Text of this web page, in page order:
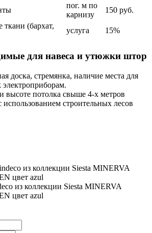
пог. м по
карнизу
150 руб.
(бархат,
услуга 15%
для навеса и утюжки штор
доска, стремянка, наличие места для
высоте потолка свыше 4-х метров
использованием строительных лесов
из коллекции Siesta MINERVA
цвет azul